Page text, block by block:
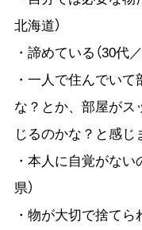
北海道）
・諦めている（30代
・一人で住んでい
な？とか、部屋が
じるのかな？と感じ
・本人に自覚がな
県）
・物が大切で捨てら